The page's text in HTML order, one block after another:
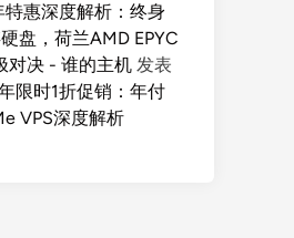
惠深度解析：终身
盘，荷兰AMD EPYC
对决 - 谁的主机 发表
限时1折促销：年付
VPS深度解析